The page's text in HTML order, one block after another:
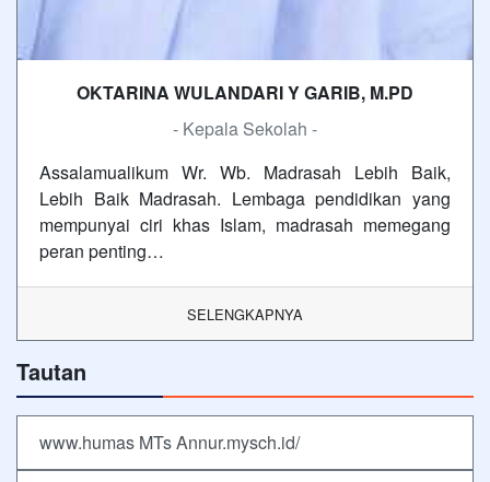
OKTARINA WULANDARI Y GARIB, M.PD
- Kepala Sekolah -
Assalamualikum Wr. Wb. Madrasah Lebih Baik,
Lebih Baik Madrasah. Lembaga pendidikan yang
mempunyai ciri khas Islam, madrasah memegang
peran penting…
SELENGKAPNYA
Tautan
www.humas MTs Annur.mysch.id/